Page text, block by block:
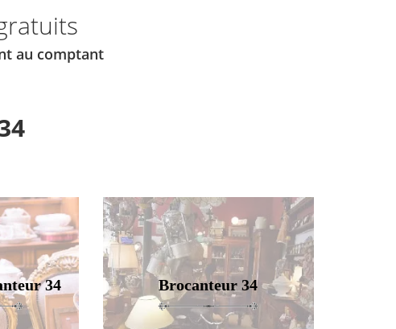
au comptant
34 Brocanteur 34